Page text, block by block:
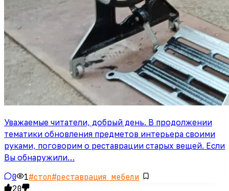
Уважаемые читатели, добрый день. В продолжении
тематики обновления предметов интерьера своими
руками, поговорим о реставрации старых вещей. Если
Вы обнаружили…
0 1#стол#реставрация мебели
20